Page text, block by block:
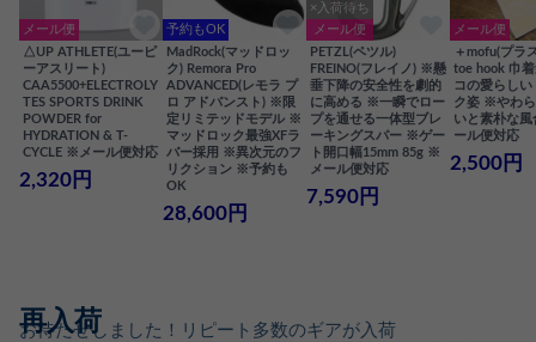
メール便
△UP ATHLETE(ユーピ
ーアスリート)
CAA5500+ELECTROLY
TES SPORTS DRINK
POWDER for
HYDRATION & T-
CYCLE ※メール便対応
2,320円
予約もOK
MadRock(マッドロッ
ク) Remora Pro
ADVANCED(レモラ プ
ロ アドバンスト) ※限
定リミテッドモデル ※
マッドロック最強XFラ
バー採用 ※異次元のフ
リクション ※予約も
OK
28,600円
×入荷待ち
メール便
PETZL(ペツル)
FREINO(フレイノ) ※懸
垂下降の安全性を劇的
に高める ※一瞬でロー
プを通せる一体型ブレ
ーキングスパー ※ゲー
ト開口幅15mm 85g ※
メール便対応
7,590円
メール便
＋mofu(プラ
toe hook 巾
コの愛らし
ク姿 ※やわ
いと素朴な
ール便対応
2,500円
お待たせしました！リピート多数のギアが入荷
再入荷